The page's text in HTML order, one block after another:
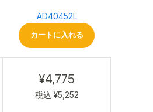
AD40452L
カートに入れる
¥4,775
税込 ¥5,252